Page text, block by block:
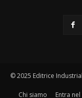
© 2025 Editrice
Chi siamo Entra